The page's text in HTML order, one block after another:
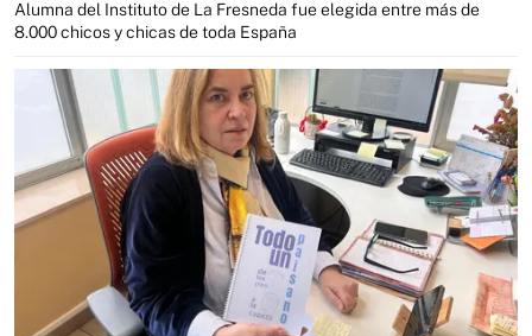
Alumna del Instituto de La Fresneda fue elegida entre más de
8.000 chicos y chicas de toda España